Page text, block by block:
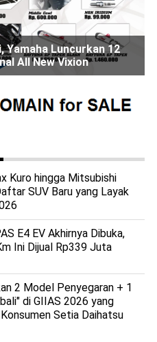
Yamaha Luncurkan 12
All New Vixion
Kuro hingga Mitsubishi
SUV Baru yang Layak
E4 EV Akhirnya Dibuka,
Ini Dijual Rp339 Juta
2 Model Penyegaran + 1
di GIIAS 2026 yang
Setia Daihatsu